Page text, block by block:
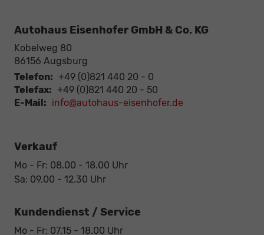
Autohaus Eisenhofer GmbH & Co. KG
Kobelweg 80
86156 Augsburg
Telefon: +49 (0)821 440 20 - 0
Telefax: +49 (0)821 440 20 - 50
E-Mail: info@autohaus-eisenhofer.de
Verkauf
Mo - Fr: 08.00 - 18.00 Uhr
Sa: 09.00 - 12.30 Uhr
Kundendienst / Service
Mo - Fr: 07.15 - 18.00 Uhr